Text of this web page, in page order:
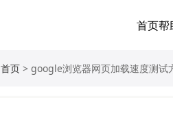
首页帮
首页 > google浏览器网页加载速度测试